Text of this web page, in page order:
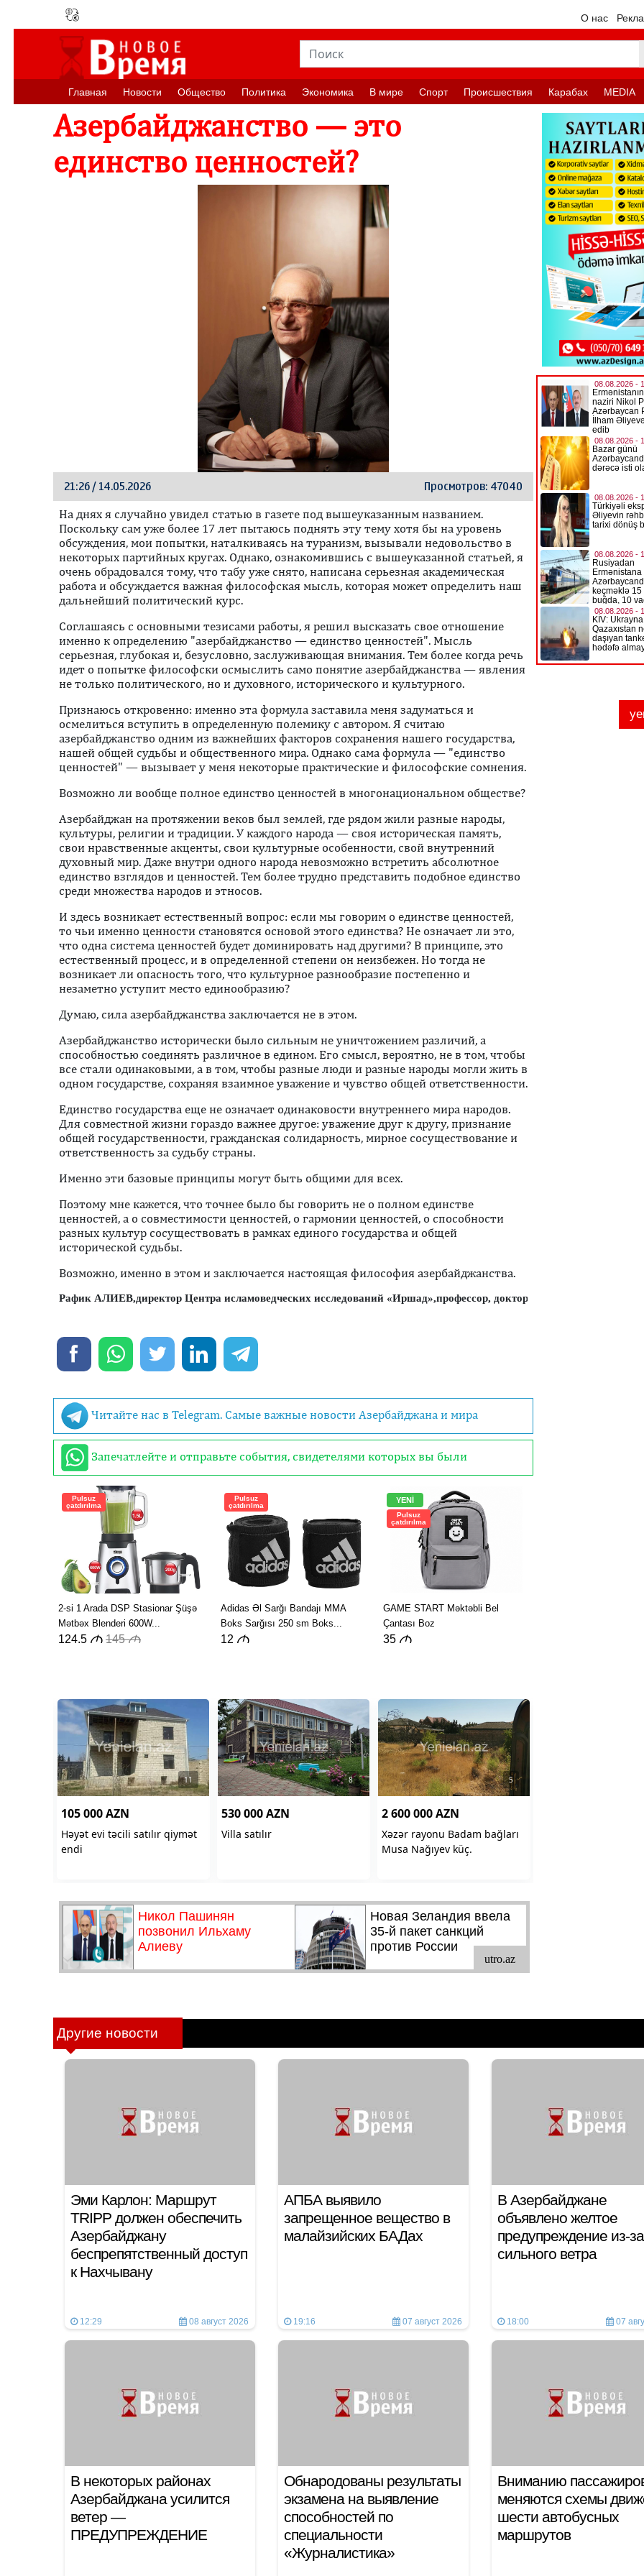
О нас
Главная Новости Oбщество Политика Экономика В мире Спорт Происшествия Карабах MEDIA
Азербайджанство — это
единство ценностей?
21:26 / 14.05.2026 Просмотров: 47040
На днях я случайно увидел статью в газете под вышеуказанным названием.
Поскольку сам уже более 17 лет пытаюсь поднять эту тему хотя бы на уровень
обсуждения, мои попытки, наталкиваясь на туранизм, вызывали недовольство в
некоторых партийных кругах. Однако, ознакомившись с вышеуказанной статьей, я
очень обрадовался тому, что табу уже снято, написана серьезная академическая
работа и обсуждается важная философская мысль, которая может определить наш
дальнейший политический курс.
Соглашаясь с основными тезисами работы, я решил высказать свое отношение
именно к определению "азербайджанство — единство ценностей". Мысль
серьезная, глубокая и, безусловно, заслуживающая внимания. Тем более когда речь
идет о попытке философски осмыслить само понятие азербайджанства — явления
не только политического, но и духовного, исторического и культурного.
Признаюсь откровенно: именно эта формула заставила меня задуматься и
осмелиться вступить в определенную полемику с автором. Я считаю
азербайджанство одним из важнейших факторов сохранения нашего государства,
нашей общей судьбы и общественного мира. Однако сама формула — "единство
ценностей" — вызывает у меня некоторые практические и философские сомнения.
Возможно ли вообще полное единство ценностей в многонациональном обществе?
Азербайджан на протяжении веков был землей, где рядом жили разные народы,
культуры, религии и традиции. У каждого народа — своя историческая память,
свои нравственные акценты, свои культурные особенности, свой внутренний
духовный мир. Даже внутри одного народа невозможно встретить абсолютное
единство взглядов и ценностей. Тем более трудно представить подобное единство
среди множества народов и этносов.
И здесь возникает естественный вопрос: если мы говорим о единстве ценностей,
то чьи именно ценности становятся основой этого единства? Не означает ли это,
что одна система ценностей будет доминировать над другими? В принципе, это
естественный процесс, и в определенной степени он неизбежен. Но тогда не
возникает ли опасность того, что культурное разнообразие постепенно и
незаметно уступит место единообразию?
Думаю, сила азербайджанства заключается не в этом.
Азербайджанство исторически было сильным не уничтожением различий, а
способностью соединять различное в едином. Его смысл, вероятно, не в том, чтобы
все стали одинаковыми, а в том, чтобы разные люди и разные народы могли жить в
одном государстве, сохраняя взаимное уважение и чувство общей ответственности.
Единство государства еще не означает одинаковости внутреннего мира народов.
Для совместной жизни гораздо важнее другое: уважение друг к другу, признание
общей государственности, гражданская солидарность, мирное сосуществование и
ответственность за судьбу страны.
Именно эти базовые принципы могут быть общими для всех.
Поэтому мне кажется, что точнее было бы говорить не о полном единстве
ценностей, а о совместимости ценностей, о гармонии ценностей, о способности
разных культур сосуществовать в рамках единого государства и общей
исторической судьбы.
Возможно, именно в этом и заключается настоящая философия азербайджанства.
Рафик АЛИЕВ,директор Центра исламоведческих исследований «Иршад»,профессор, доктор философских наук
Читайте нас в Telegram. Самые важные новости Азербайджана и мира
Запечатлейте и отправьте события, свидетелями которых вы были
Другие новости
Эми Карлон: Маршрут
TRIPP должен обеспечить
Азербайджану
беспрепятственный доступ
к Нахчывану
12:29 08 август 2026
АПБА выявило
запрещенное вещество в
малайзийских БАДах
19:16 07 август 2026
В Азербайджане
объявлено желтое
предупреждение из-за
сильного ветра
18:00 07
В некоторых районах
Азербайджана усилится
ветер —
ПРЕДУПРЕЖДЕНИЕ
Обнародованы результаты
экзамена на выявление
способностей по
специальности
«Журналистика»
Вниманию
меняются схемы
шести автобусных
маршрутов